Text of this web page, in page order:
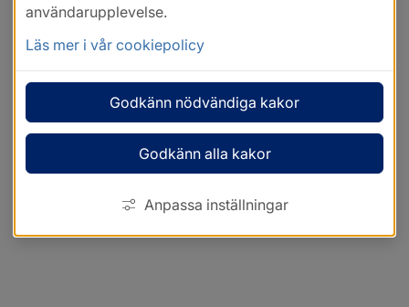
användarupplevelse.
Läs mer i vår cookiepolicy
Godkänn nödvändiga kakor
Godkänn alla kakor
Anpassa inställningar